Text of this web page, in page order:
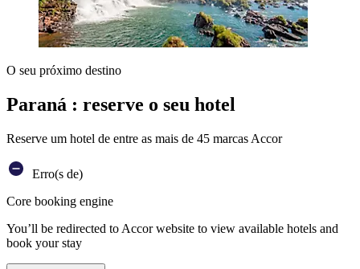
O seu próximo destino
Paraná : reserve o seu hotel
Reserve um hotel de entre as mais de 45 marcas Accor
Erro(s de)
Core booking engine
You’ll be redirected to Accor website to view available hotels and
book your stay